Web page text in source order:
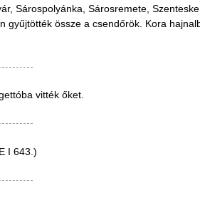
Sárospolyánka, Sárosremete,
össze a csendőrök. Kora
vitték őket.
I 643.)